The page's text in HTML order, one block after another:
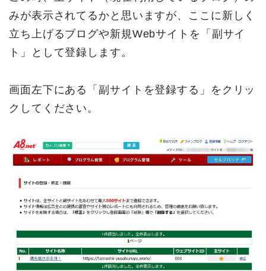
みが表示されてるかと思いますが、ここに新しく
立ち上げるブログや新規Webサイトを「副サイ
ト」として登録します。
画面左下にある「副サイトを登録する」をクリッ
クしてください。